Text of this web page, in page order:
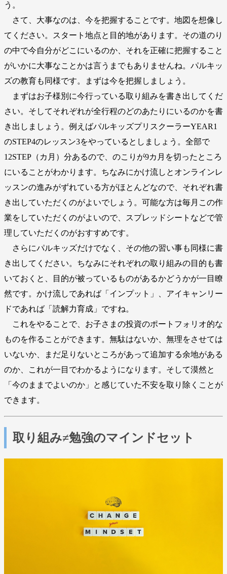
う。
さて、大事なのは、今を把握することです。地図を想像し
てください。スタート地点と目的地があります。その道のり
の中で今自分がどこにいるのか、それを正確に把握すること
がいかに大事なことかは言うまでもありませんね。パルキッ
ズの教育も同様です。まずは今を把握しましょう。
まずはお子様別に今行っている取り組みを書き出してくだ
さい。そしてそれぞれが全行程のどのあたりにいるのかを書
き出しましょう。例えばパルキッズプリスクーラーYEAR1
のSTEP4のレッスン3をやっているとしましょう。全部で
12STEP（カ月）分あるので、のこりが9カ月を切ったところ
にいることがわかります。ちなみにかけ流しとオンラインレ
ッスンの進みがずれている方がほとんどなので、それぞれ書
き出していただくのがよいでしょう。可能な方は毎月この作
業をしていただくのがよいので、スプレッドシートなどで管
理していただくのがおすすめです。
さらにパルキッズだけでなく、その他の習い事も同様に書
き出してください。ちなみにそれぞれの取り組みの目的も書
いておくと、目的が被っているものがあるかどうかが一目瞭
然です。かけ流しであれば「インプット」、アイキャンリー
ドであれば「読解力育成」ですね。
これをやることで、お子さまの投資のポートフォリオ的な
ものを作ることができます。無駄はないか、無理をさせては
いないか、まだ足りないところがあって追加する余地がある
のか、これが一目でわかるようになります。そして漠然と
「今のままでよいのか」と感じていた不安を取り除くことが
できます。
取り組み≠勉強のマインドセット